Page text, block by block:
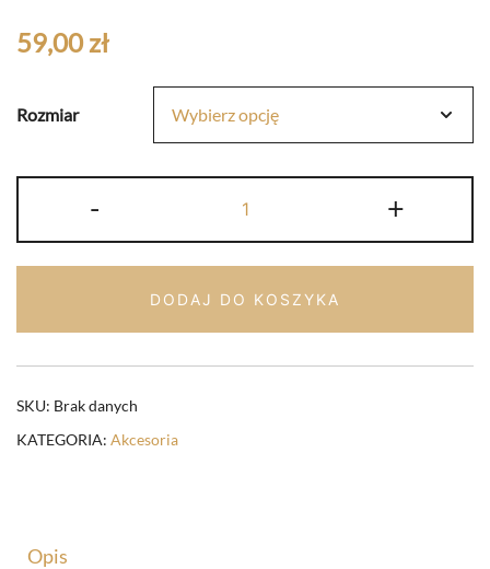
59,00zł
Rozmiar
-
Poszewka
na
MIMOS
+
DODAJ DO KOSZYKA
SKU: Brak danych
KATEGORIA: Akcesoria
Opis